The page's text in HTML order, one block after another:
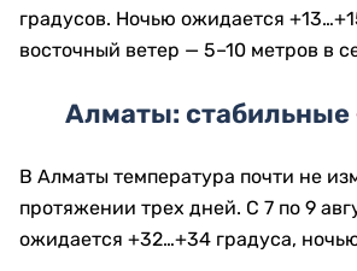
градусов. Ночью ожидается
восточный ветер — 5–10 метров в
Алматы: стабильные
В Алматы температура почти не
протяжении трех дней. С 7 по 9
ожидается +32…+34 градуса,